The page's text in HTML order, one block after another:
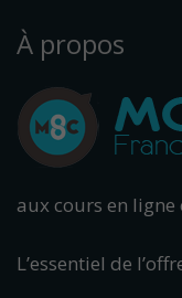
À propos
aux cours en ligne
L’essentiel de